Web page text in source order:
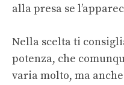
alla presa se
Nella scelta ti
potenza, che
varia molto, ma